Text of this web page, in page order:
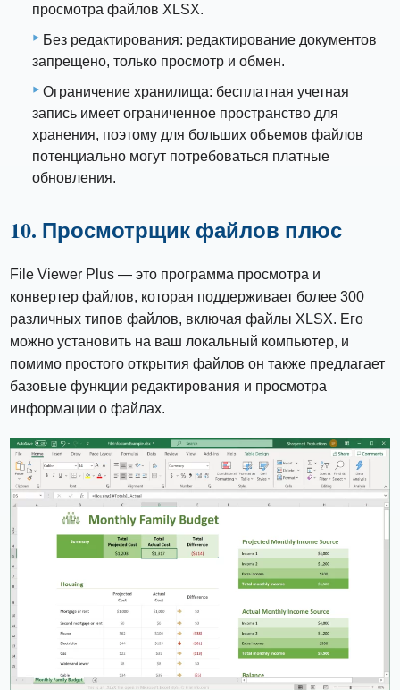
просмотра файлов XLSX.
Без редактирования: редактирование документов
запрещено, только просмотр и обмен.
Ограничение хранилища: бесплатная учетная
запись имеет ограниченное пространство для
хранения, поэтому для больших объемов файлов
потенциально могут потребоваться платные
обновления.
10. Просмотрщик файлов плюс
File Viewer Plus — это программа просмотра и
конвертер файлов, которая поддерживает более 300
различных типов файлов, включая файлы XLSX. Его
можно установить на ваш локальный компьютер, и
помимо простого открытия файлов он также предлагает
базовые функции редактирования и просмотра
информации о файлах.